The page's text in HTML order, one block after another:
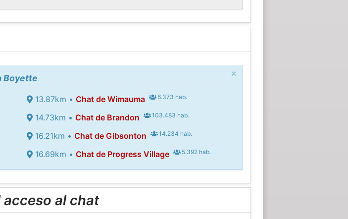
×
Boyette
13.87km •Chat de Wimauma 6.373 hab.
14.73km •Chat de Brandon 103.483 hab.
16.21km •Chat de Gibsonton 14.234 hab.
16.69km •Chat de Progress Village 5.392 hab.
al chat